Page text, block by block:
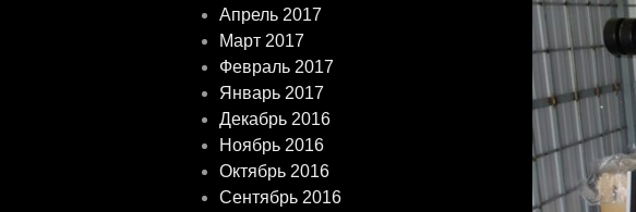
Апрель 2017
Март 2017
Февраль 2017
Январь 2017
Декабрь 2016
Ноябрь 2016
Октябрь 2016
Сентябрь 2016